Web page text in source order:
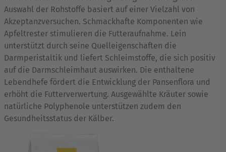
Auswahl der Rohstoffe basiert auf einer Vielzahl von
Akzeptanzversuchen. Schmackhafte Komponenten wie
Apfeltrester stimulieren die Futteraufnahme. Lein
unterstützt durch seine Quelleigenschaften die
Darmperistaltik und liefert Schleimstoffe, die sich positiv
auf die Darmschleimhaut auswirken. Die enthaltene
Lebendhefe fördert die Entwicklung der Pansenflora und
erhöht die Futterverwertung. Ausgewählte Kräuter sowie
natürliche Polyphenole unterstützen zudem den
Gesundheitsstatus der Kälber.